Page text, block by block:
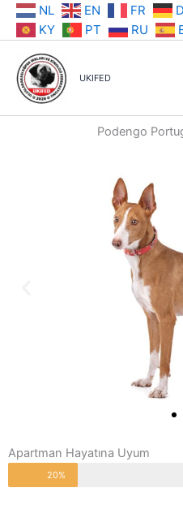
İçeriğe NL EN FR
KY
PT RU
UKIFED
Podengo
Apartman Hayatına Uyum
20%